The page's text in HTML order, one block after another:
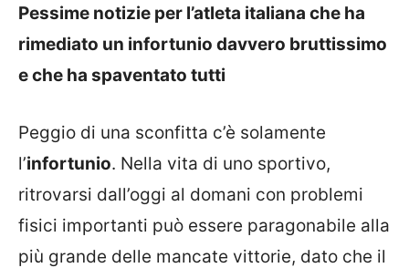
Pessime notizie per l’atleta italiana che ha
rimediato un infortunio davvero bruttissimo
e che ha spaventato tutti
Peggio di una sconfitta c’è solamente
l’infortunio. Nella vita di uno sportivo,
ritrovarsi dall’oggi al domani con problemi
fisici importanti può essere paragonabile alla
più grande delle mancate vittorie, dato che il